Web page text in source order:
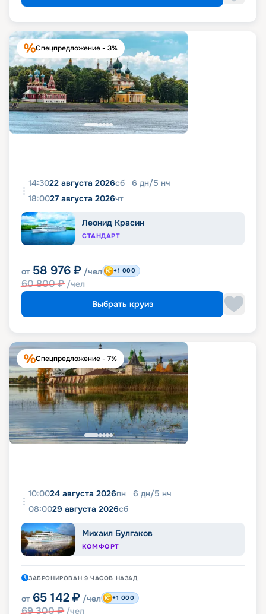
Спецпредложение - 3%
14:3022 августа 2026сб 6 дн/5 нч
18:0027 августа 2026чт
Леонид Красин
СТАНДАРТ
от 58 976 ₽ /чел
60 800₽ /чел
+1 000
Выбрать круиз
Спецпредложение - 7%
10:0024 августа 2026пн 6 дн/5 нч
08:0029 августа 2026сб
Михаил Булгаков
КОМФОРТ
ЗАБРОНИРОВАН 9 ЧАСОВ НАЗАД
от 65 142 ₽ /чел
69 300₽ /чел
+1 000